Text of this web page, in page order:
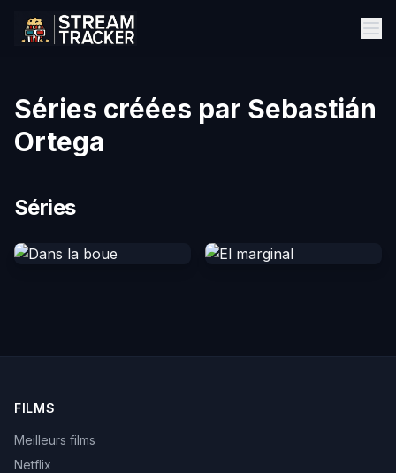
Séries créées par Sebastián
Ortega
Séries
FILMS
Meilleurs films
Netflix